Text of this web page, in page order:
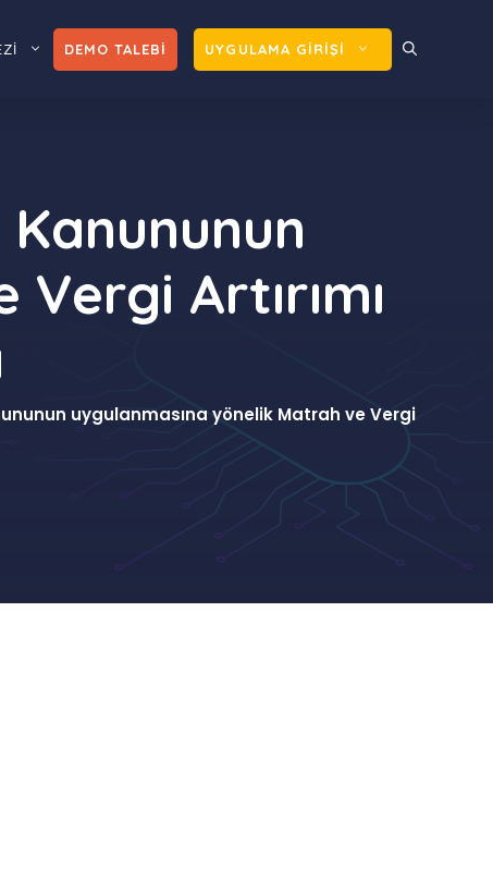
DEMO TALEBİ UYGULAMA GİRİŞİ
Kanununun
Artırımı
uygulanmasına yönelik Matrah ve Vergi